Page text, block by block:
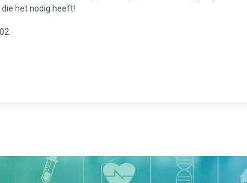
het nodig heeft!